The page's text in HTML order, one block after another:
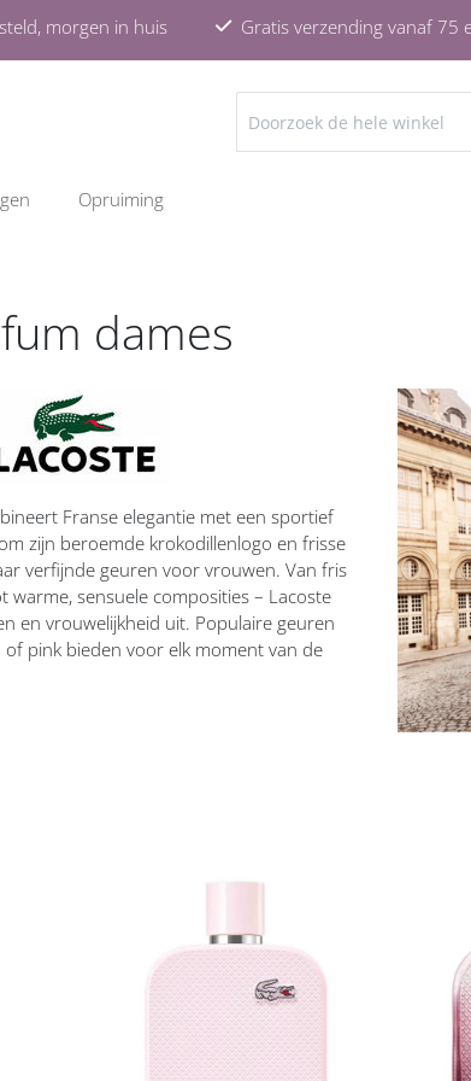
morgen in huis Gratis verzending vanaf 75
ZOEKEN
Opruiming
dames
Franse elegantie met een sportief
zijn beroemde krokodillenlogo en frisse
verfijnde geuren voor vrouwen. Van fris
warme, sensuele composities – Lacoste
en vrouwelijkheid uit. Populaire geuren
pink bieden voor elk moment van de
aan
verlanglijst
aan